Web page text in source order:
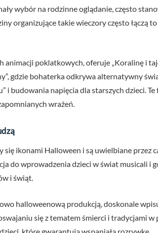
wybór na rodzinne oglądanie, często
organizujące takie wieczory często łączą
animacji poklatkowych, oferuje „Koralinę i
gdzie bohaterka odkrywa alternatywny
i budowania napięcia dla starszych dzieci.
wrażeń.
ikonami Halloween i są uwielbiane przez
do wprowadzenia dzieci w świat musicali i
i świąt.
halloweenową produkcją, doskonale
się z tematem śmierci i tradycjami w
które gwarantują wspaniałą rozrywkę.